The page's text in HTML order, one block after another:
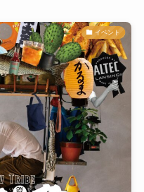
イベント